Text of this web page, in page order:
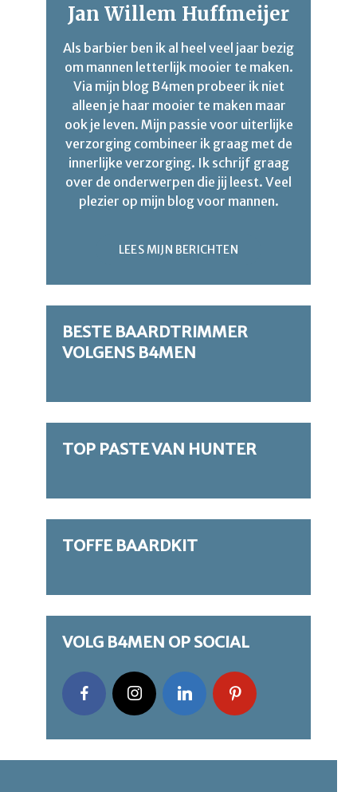
Jan Willem Huffmeijer
Als barbier ben ik al heel veel jaar bezig
om mannen letterlijk mooier te maken.
Via mijn blog B4men probeer ik niet
alleen je haar mooier te maken maar
ook je leven. Mijn passie voor uiterlijke
verzorging combineer ik graag met de
innerlijke verzorging. Ik schrijf graag
over de onderwerpen die jij leest. Veel
plezier op mijn blog voor mannen.
LEES MIJN BERICHTEN
BESTE BAARDTRIMMER
VOLGENS B4MEN
TOP PASTE VAN HUNTER
TOFFE BAARDKIT
VOLG B4MEN OP SOCIAL